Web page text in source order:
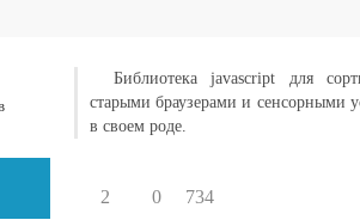
Библиотека javascript для
старыми браузерами и сенсорными
в своем роде.
2 0 734